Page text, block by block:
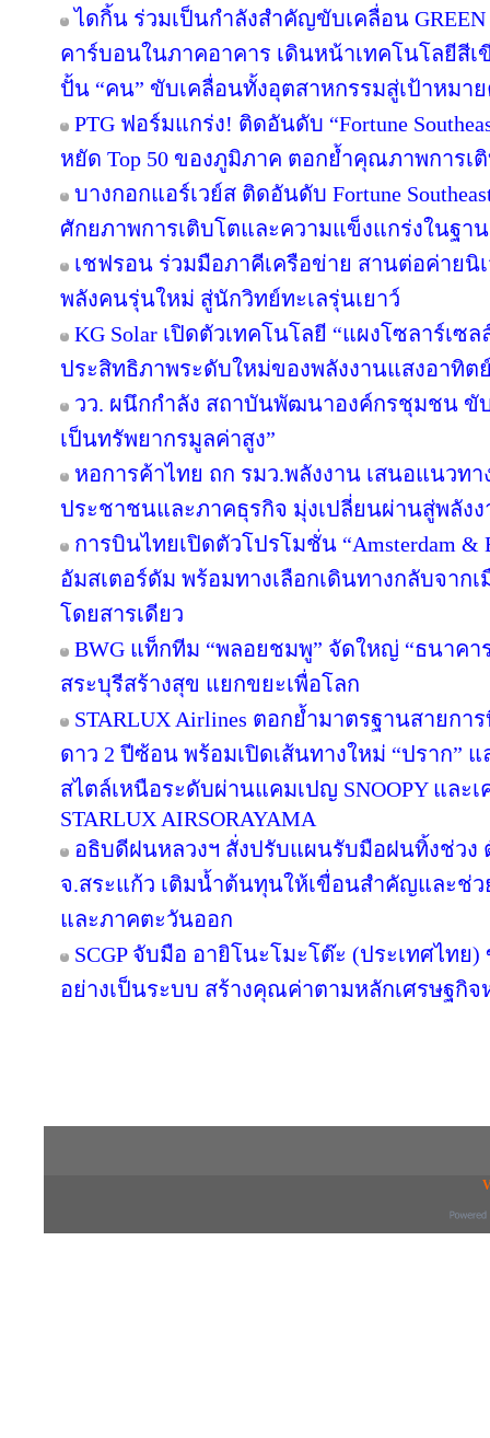
ไดกิ้น ร่วมเป็นกำลังสำคัญขับเคลื่อน
คาร์บอนในภาคอาคาร เดินหน้าเทคโนโลยีสีเ
ปั้น “คน” ขับเคลื่อนทั้งอุตสาหกรรมสู่เป้าหมา
PTG ฟอร์มแกร่ง! ติดอันดับ “Fortune
หยัด Top 50 ของภูมิภาค ตอกย้ำคุณภาพการเ
บางกอกแอร์เวย์ส ติดอันดับ Fortune
ศักยภาพการเติบโตและความแข็งแกร่งในฐ
เชฟรอน ร่วมมือภาคีเครือข่าย สานต่อค่ายนิ
พลังคนรุ่นใหม่ สู่นักวิทย์ทะเลรุ่นเยาว์
KG Solar เปิดตัวเทคโนโลยี “แผงโซลาร์เซ
ประสิทธิภาพระดับใหม่ของพลังงานแสงอาทิต
วว. ผนึกกำลัง สถาบันพัฒนาองค์กรชุมชน ขั
เป็นทรัพยากรมูลค่าสูง”
หอการค้าไทย ถก รมว.พลังงาน เสนอแนวท
ประชาชนและภาคธุรกิจ มุ่งเปลี่ยนผ่านสู่พลัง
การบินไทยเปิดตัวโปรโมชั่น “Amsterdam &
อัมสเตอร์ดัม พร้อมทางเลือกเดินทางกลับจาก
โดยสารเดียว
BWG แท็กทีม “พลอยชมพู” จัดใหญ่ “ธนาคา
สระบุรีสร้างสุข แยกขยะเพื่อโลก
STARLUX Airlines ตอกย้ำมาตรฐานสายกา
ดาว 2 ปีซ้อน พร้อมเปิดเส้นทางใหม่ “ปราก”
สไตล์เหนือระดับผ่านแคมเปญ SNOOPY และ
STARLUX AIRSORAYAMA
อธิบดีฝนหลวงฯ สั่งปรับแผนรับมือฝนทิ้งช่วง
จ.สระแก้ว เติมน้ำต้นทุนให้เขื่อนสำคัญและช่ว
และภาคตะวันออก
SCGP จับมือ อายิโนะโมะโต๊ะ (ประเทศไทย
อย่างเป็นระบบ สร้างคุณค่าตามหลักเศรษฐกิจ